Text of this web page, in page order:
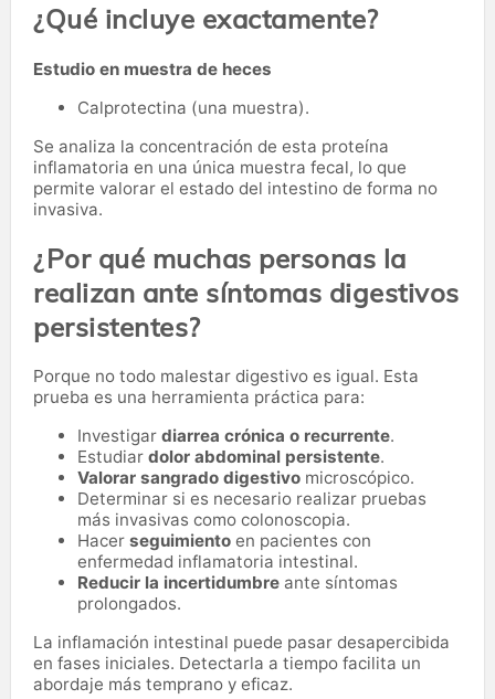
¿Qué incluye exactamente?
Estudio en muestra de heces
Calprotectina (una muestra).
Se analiza la concentración de esta proteína
inflamatoria en una única muestra fecal, lo que
permite valorar el estado del intestino de forma no
invasiva.
¿Por qué muchas personas la
realizan ante síntomas digestivos
persistentes?
Porque no todo malestar digestivo es igual. Esta
prueba es una herramienta práctica para:
Investigar diarrea crónica o recurrente.
Estudiar dolor abdominal persistente.
Valorar sangrado digestivo microscópico.
Determinar si es necesario realizar pruebas
más invasivas como colonoscopia.
Hacer seguimiento en pacientes con
enfermedad inflamatoria intestinal.
Reducir la incertidumbre ante síntomas
prolongados.
La inflamación intestinal puede pasar desapercibida
en fases iniciales. Detectarla a tiempo facilita un
abordaje más temprano y eficaz.